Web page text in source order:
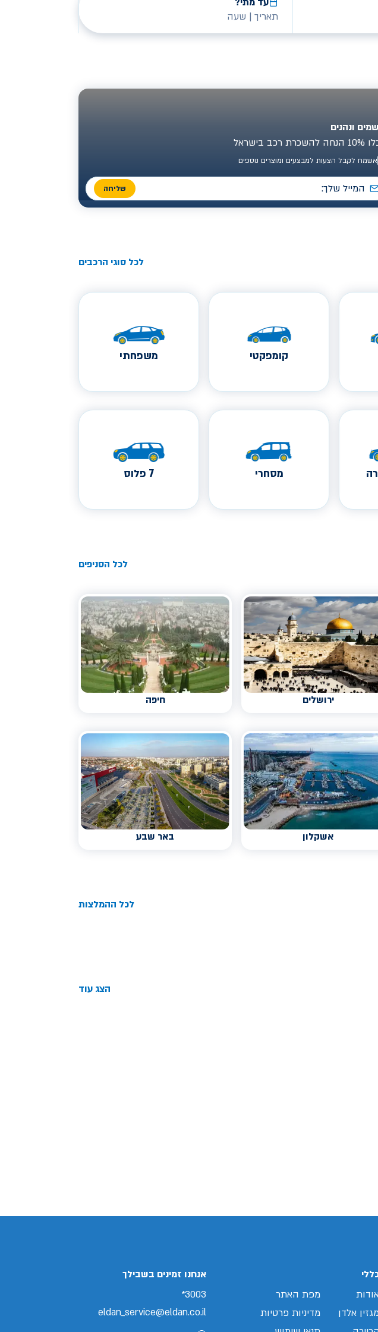
תאריך | שעה
ונהנים
רכב בישראל
אשמח לקבל הצעות למבצעים ומוצרים נוספים
שליחה
לכל סוגי הרכבים
קומפקטי משפחתי
מסחרי 7 פלוס
לכל הסניפים
ירושלים חיפה
אשקלון באר שבע
לכל ההמלצות
הצג עוד
אלדן
מפת האתר
מדיניות פרטיות
אנחנו זמינים בשבילך
3003*
eldan_service@eldan.co.il